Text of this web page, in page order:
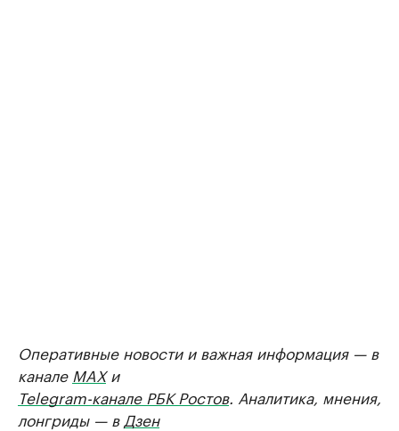
Оперативные новости и важная информация — в
канале MAXи
Telegram-канале РБК Ростов. Аналитика, мнения,
лонгриды — в Дзен